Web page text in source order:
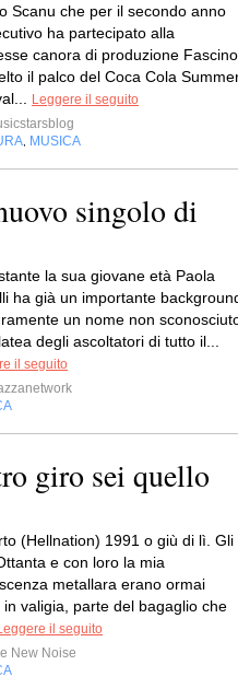
Scanu che per il secondo anno
ha partecipato alla
canora di produzione
il palco del Coca Cola
Leggere il seguito
MUSICA
singolo di
la sua giovane età Paola
ha già un importante
un nome non
degli ascoltatori di tutto il...
il seguito
giro sei quello
(Hellnation) 1991 o giù di lì. Gli
e con loro la mia
metallara erano ormai
in valigia, parte del bagaglio che
il seguito
New Noise